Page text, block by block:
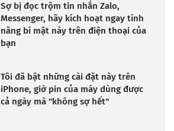
Sợ bị đọc trộm tin nhắn Zalo,
Messenger, hãy kích hoạt ngay tính
năng bí mật này trên điện thoại của
bạn
Tôi đã bật những cài đặt này trên
iPhone, giờ pin của máy dùng được
cả ngày mà "không sợ hết"